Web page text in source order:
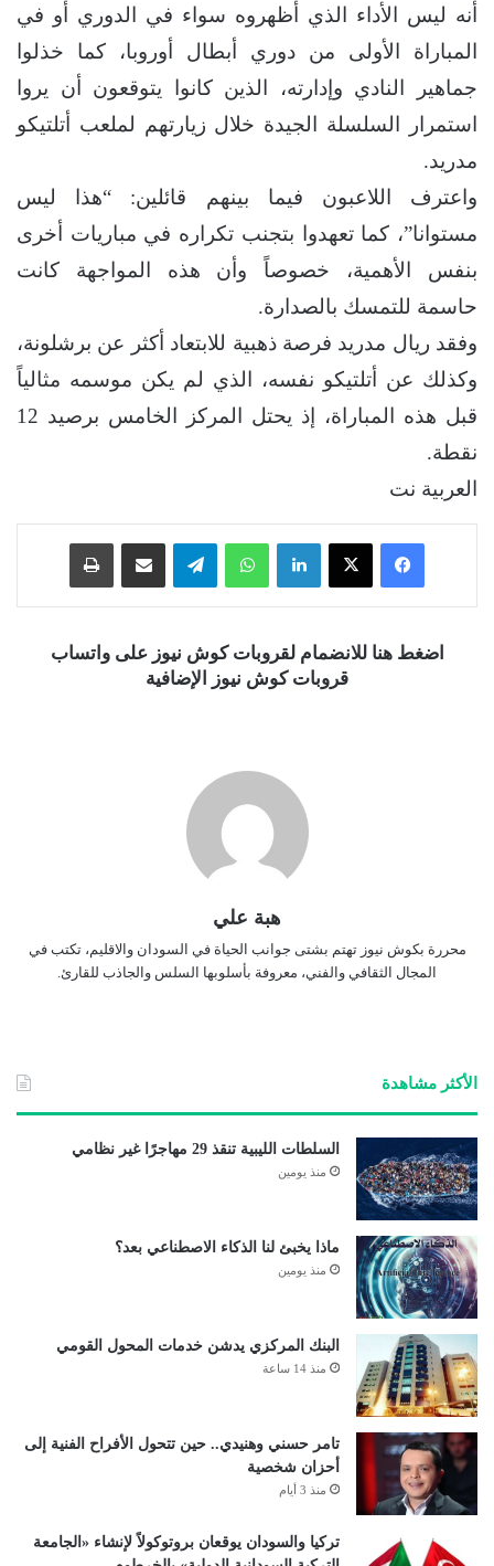
أنه ليس الأداء الذي أظهروه سواء في الدوري أو في
المباراة الأولى من دوري أبطال أوروبا، كما خذلوا
جماهير النادي وإدارته، الذين كانوا يتوقعون أن يروا
استمرار السلسلة الجيدة خلال زيارتهم لملعب أتلتيكو
مدريد.
واعترف اللاعبون فيما بينهم قائلين: “هذا ليس
مستوانا”، كما تعهدوا بتجنب تكراره في مباريات أخرى
بنفس الأهمية، خصوصاً وأن هذه المواجهة كانت
حاسمة للتمسك بالصدارة.
وفقد ريال مدريد فرصة ذهبية للابتعاد أكثر عن برشلونة،
وكذلك عن أتلتيكو نفسه، الذي لم يكن موسمه مثالياً
قبل هذه المباراة، إذ يحتل المركز الخامس برصيد 12
نقطة.
العربية نت
فيسبوك ‫X لينكدإن واتساب تيلقرام
اضغط هنا للانضمام لقروبات كوش نيوز على واتساب
قروبات كوش نيوز الإضافية
هبة علي
محررة بكوش نيوز تهتم بشتى جوانب الحياة في السودان والاقليم، تكتب في
المجال الثقافي والفني، معروفة بأسلوبها السلس والجاذب للقارئ.
الأكثر مشاهدة
السلطات الليبية تنقذ 29 مهاجرًا غير نظامي
منذ يومين
ماذا يخبئ لنا الذكاء الاصطناعي بعد؟
منذ يومين
البنك المركزي يدشن خدمات المحول القومي
منذ 14 ساعة
تامر حسني وهنيدي.. حين تتحول الأفراح الفنية إلى
أحزان شخصية
منذ 3 أيام
تركيا والسودان يوقعان بروتوكولاً لإنشاء «الجامعة